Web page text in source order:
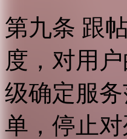
第九条 跟
度，对用
级确定服
单，停止